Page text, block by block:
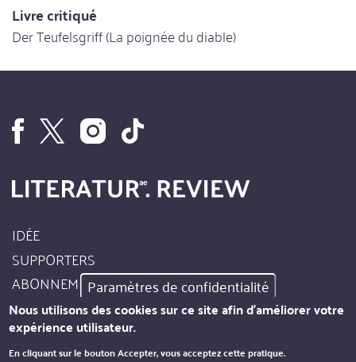
Livre critiqué
Der Teufelsgriff (La poignée du diable)
Footer
Site
Info
IDÉE
SUPPORTERS
ABONNEMENT
AUTEURS
MENTIONS LÉGALES
Paramètres de confidentialité
Nous utilisons des cookies sur ce site afin d'améliorer votre
expérience utilisateur.
En cliquant sur le bouton Accepter, vous acceptez cette pratique.